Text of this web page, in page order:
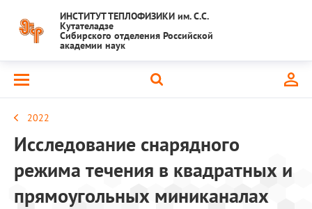
ИНСТИТУТ ТЕПЛОФИЗИКИ им. С.С.
Кутателадзе
Сибирского отделения Российской
академии наук
2022
Исследование снарядного
режима течения в квадратных и
прямоугольных миниканалах